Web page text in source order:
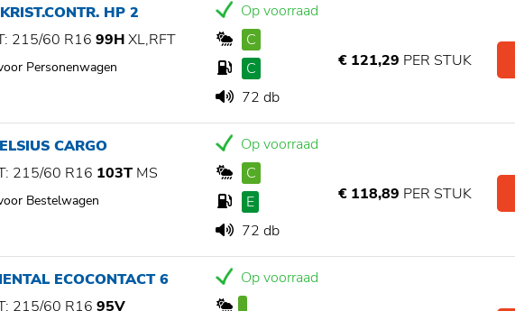
HP 2
215/60 R1699HXL,RFT
Personenwagen
Op voorraad
C
C
72 db
€ 121,29 PER STUK
CARGO
215/60 R16 103T MS
Bestelwagen
Op voorraad
C
E
72 db
€ 118,89 PER STUK
ECOCONTACT 6
215/60 R1695V
Op voorraad